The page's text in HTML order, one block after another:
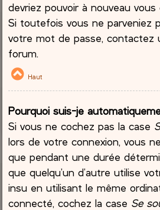
devriez pouvoir à nouveau vous
Si toutefois vous ne parveniez
votre mot de passe, contactez
forum.
Haut
Pourquoi suis-je
Si vous ne cochez pas la case
lors de votre connexion, vous
que pendant une durée
que quelqu’un d’autre utilise
insu en utilisant le même
connecté, cochez la case Se